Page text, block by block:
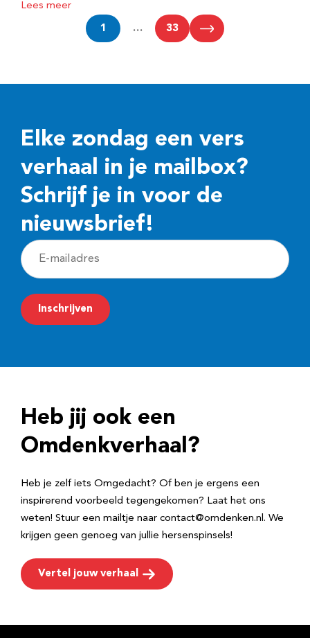
Lees meer
1 … 33
Elke zondag een vers
verhaal in je mailbox?
Schrijf je in voor de
nieuwsbrief!
E
-
m
a
r
e
Inschrijven
Heb jij ook een
Omdenkverhaal?
Heb je zelf iets Omgedacht? Of ben je ergens een
inspirerend voorbeeld tegengekomen? Laat het ons
weten! Stuur een mailtje naar contact@omdenken.nl. We
krijgen geen genoeg van jullie hersenspinsels!
Vertel jouw verhaal